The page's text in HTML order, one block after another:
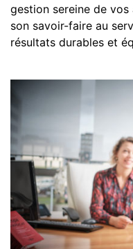
gestion sereine de
son savoir-faire au
résultats durables et